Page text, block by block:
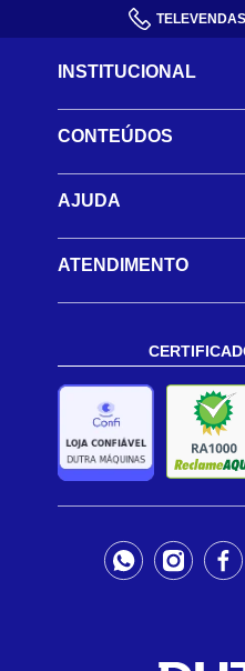
INSTITUCIONAL
CONTEÚDOS
AJUDA
ATENDIMENTO